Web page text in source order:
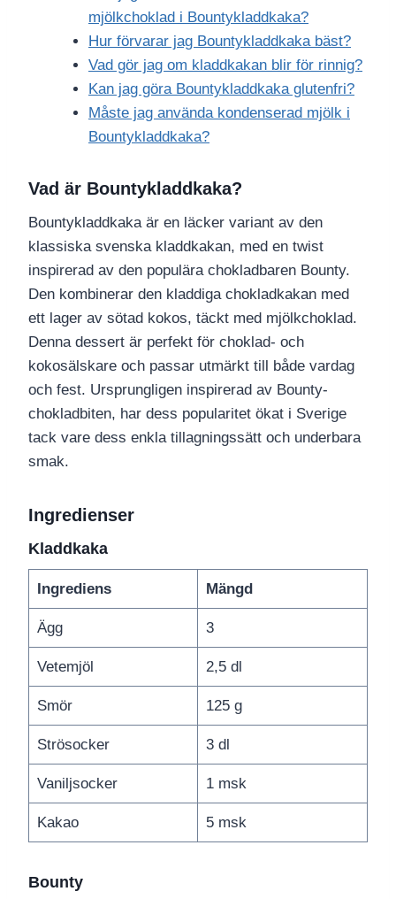
mjölkchoklad i Bountykladdkaka?
Hur förvarar jag Bountykladdkaka bäst?
Vad gör jag om kladdkakan blir för rinnig?
Kan jag göra Bountykladdkaka glutenfri?
Måste jag använda kondenserad mjölk i
Bountykladdkaka?
Vad är Bountykladdkaka?
Bountykladdkaka är en läcker variant av den
klassiska svenska kladdkakan, med en twist
inspirerad av den populära chokladbaren Bounty.
Den kombinerar den kladdiga chokladkakan med
ett lager av sötad kokos, täckt med mjölkchoklad.
Denna dessert är perfekt för choklad- och
kokosälskare och passar utmärkt till både vardag
och fest. Ursprungligen inspirerad av Bounty-
chokladbiten, har dess popularitet ökat i Sverige
tack vare dess enkla tillagningssätt och underbara
smak.
Ingredienser
Kladdkaka
Ingrediens Mängd
Ägg 3
Vetemjöl 2,5 dl
Smör 125 g
Strösocker 3 dl
Vaniljsocker 1 msk
Kakao 5 msk
Bounty